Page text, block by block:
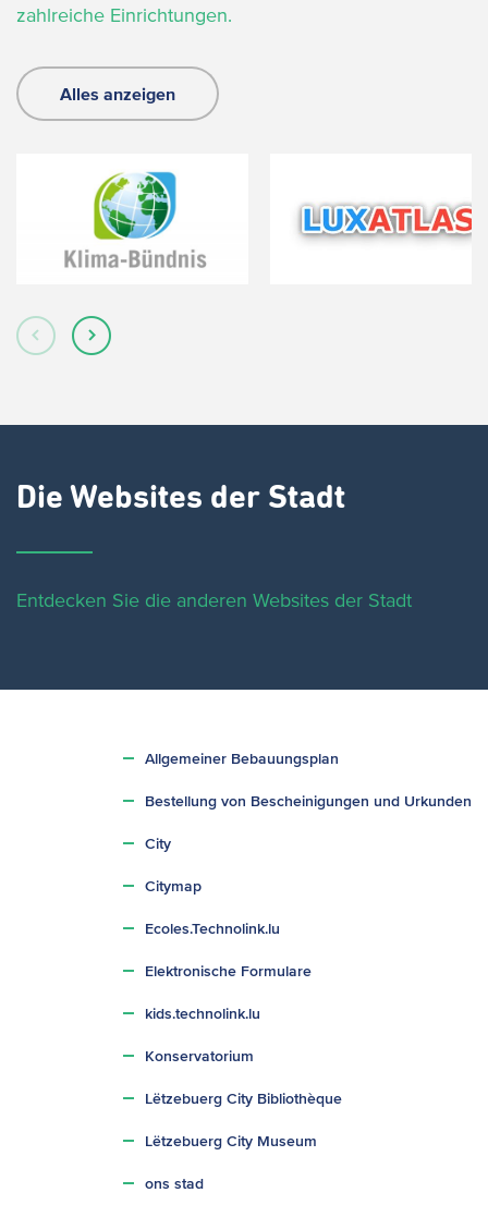
zahlreiche Einrichtungen.
Alles anzeigen
Die Websites der Stadt
Entdecken Sie die anderen Websites der Stadt
Allgemeiner Bebauungsplan
Bestellung von Bescheinigungen und Urkunden
City
Citymap
Ecoles.Technolink.lu
Elektronische Formulare
kids.technolink.lu
Konservatorium
Lëtzebuerg City Bibliothèque
Lëtzebuerg City Museum
ons stad